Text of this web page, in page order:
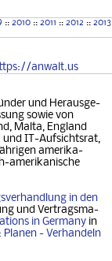
:: 2010 :: 2011 :: 2012 :: 2013
anwalt.us
und Her­aus­ge­
so­wie von
Mal­ta, Eng­land
und IT-Auf­sichtsrat,
ame­ri­ka­
ame­ri­ka­ni­sche
in den
und Ver­trags­ma­
in Ger­ma­ny in
Planen - Ver­han­deln